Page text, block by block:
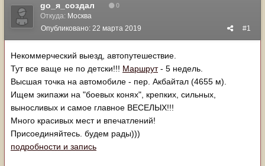
go_я_создал 0
Откуда: Москва
#1
Опубликовано: 22 марта 2019
Некоммерческий выезд, автопутешествие.
Тут все ваще не по детски!!! Маршрут- 5 недель.
Высшая точка на автомобиле - пер. Акбайтал (4655 м).
Ищем экипажи на "боевых конях", крепких, сильных,
выносливых и самое главное ВЕСЕЛЫХ!!!
Много красивых мест и впечатлений!
Присоединяйтесь. будем рады)))
подробности и запись